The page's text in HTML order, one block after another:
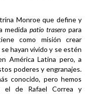
Monroe que define y
medida patio traseropara
como misión crear
hayan vivido y se estén
América Latina pero, a
poderes y engranajes.
conocido, pero hemos
el de Rafael Correa y